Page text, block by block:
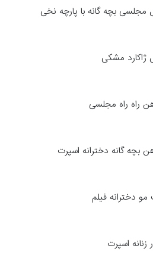
مجلسی بچه گانه با پارچه نخی
ژاکارد مشکی
راه راه مجلسی
بچه گانه دخترانه اسپرت
دخترانه فیلم
زنانه اسپرت